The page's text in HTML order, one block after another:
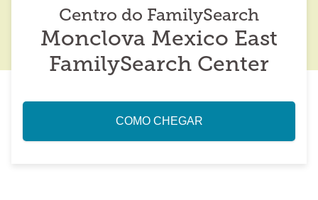
Centro do FamilySearch
Monclova Mexico East
FamilySearch Center
COMO CHEGAR